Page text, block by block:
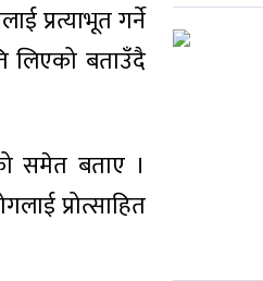
प्रत्याभूत गर्ने
लिएको बताउँदै
समेत बताए ।
प्रोत्साहित